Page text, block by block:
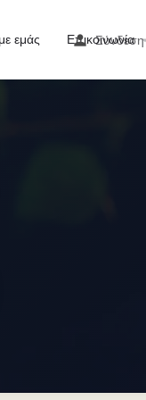
εμάς Επικοινωνία
Σύνδεση